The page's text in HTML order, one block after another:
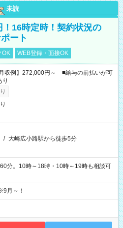
未読
16時定時！契約状況の
ート
OK WEB登録・面接OK
収例】272,000円～ ■給与の前払いが可
り
/ 大崎広小路駅から徒歩5分
。10時～18時・10時～19時も相談可
月～！